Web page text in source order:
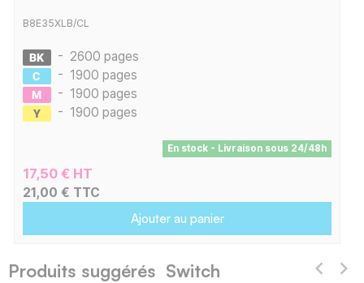
B8E35XLB/CL
- 2600 pages
- 1900 pages
- 1900 pages
- 1900 pages
En stock - Livraison sous 24/48h
17,50 € HT
21,00 € TTC
Ajouter au panier
Produits suggérés Switch